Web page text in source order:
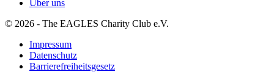
Über uns
© 2026 - The EAGLES Charity Club e.V.
Impressum
Datenschutz
Barrierefreiheitsgesetz